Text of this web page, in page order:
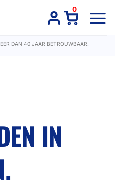
0
DAN 40 JAAR BETROUWBAAR.
IN